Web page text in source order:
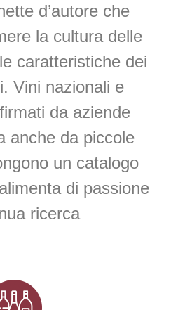
d’autore che
la cultura delle
caratteristiche dei
Vini nazionali e
da aziende
anche da piccole
un catalogo
di passione
ricerca